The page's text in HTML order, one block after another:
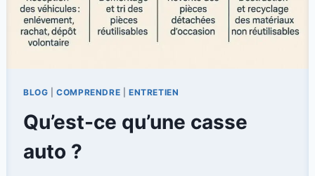
BLOG |COMPRENDRE ENTRETIEN
Qu’est-ce qu’une casse
auto ?